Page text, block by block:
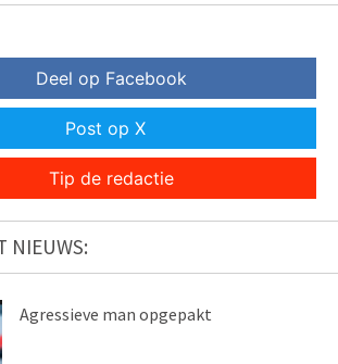
Deel op Facebook
Post op X
Tip de redactie
NIEUWS:
Agressieve man opgepakt